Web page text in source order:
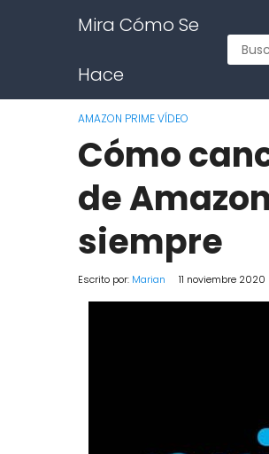
Mira Cómo Se
Hace
AMAZON PRIME VÍDEO
Cómo
de
siempre
Escrito por: Marian 11 noviembre 2020